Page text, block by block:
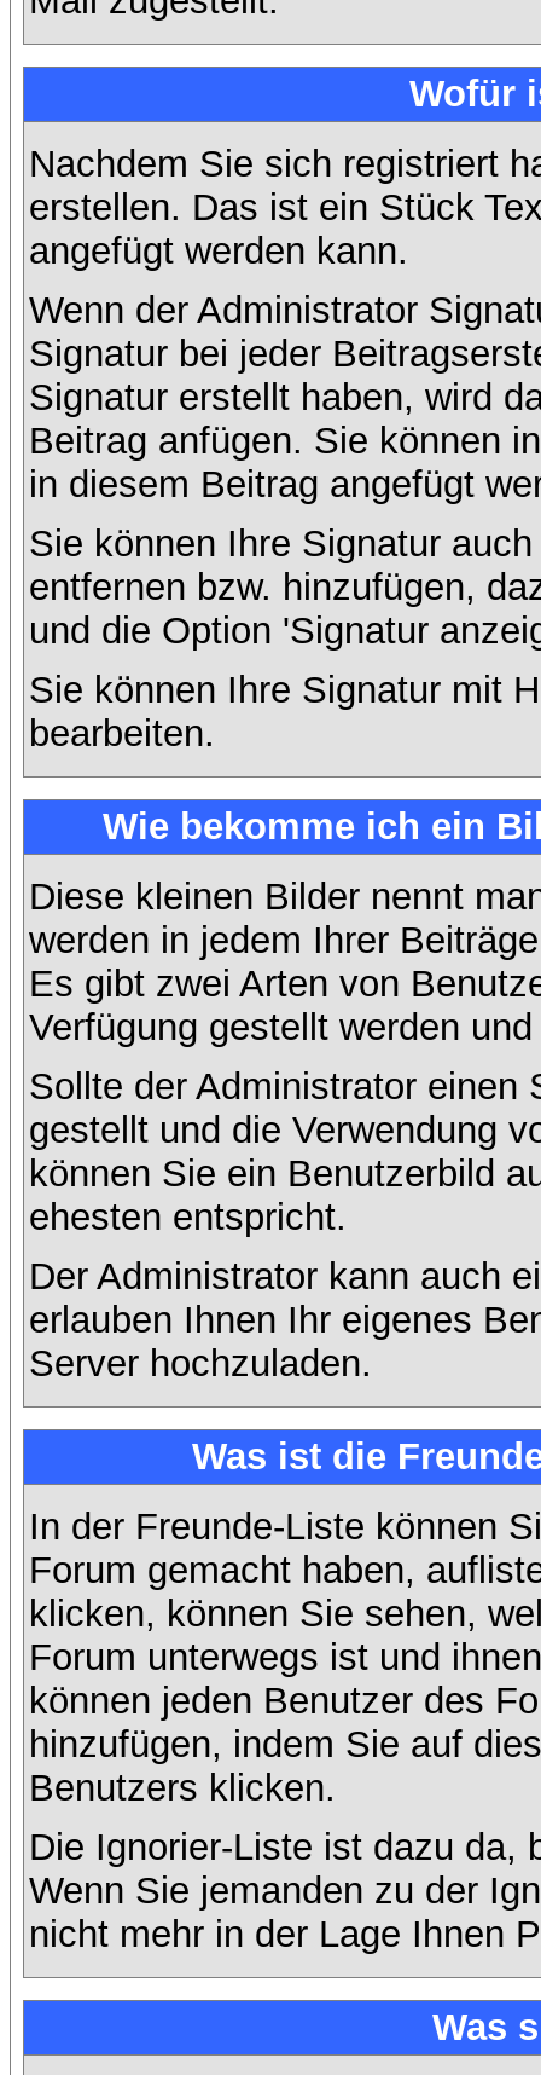
Wofür
Nachdem Sie sich registriert
erstellen. Das ist ein Stück
angefügt werden kann.
Wenn der Administrator
Signatur bei jeder
Signatur erstellt haben, wird
Beitrag anfügen. Sie können
in diesem Beitrag angefügt
Sie können Ihre Signatur
entfernen bzw. hinzufügen,
und die Option 'Signatur
Sie können Ihre Signatur mit
bearbeiten.
Wie bekomme ich ein
Diese kleinen Bilder nennt
werden in jedem Ihrer
Es gibt zwei Arten von
Verfügung gestellt werden
Sollte der Administrator einen
gestellt und die Verwendung
können Sie ein Benutzerbild
ehesten entspricht.
Der Administrator kann auch
erlauben Ihnen Ihr eigenes
Server hochzuladen.
Was ist die
In der Freunde-Liste können
Forum gemacht haben,
klicken, können Sie sehen,
Forum unterwegs ist und
können jeden Benutzer des
hinzufügen, indem Sie auf
Benutzers klicken.
Die Ignorier-Liste ist dazu da,
Wenn Sie jemanden zu der
nicht mehr in der Lage Ihnen
Was